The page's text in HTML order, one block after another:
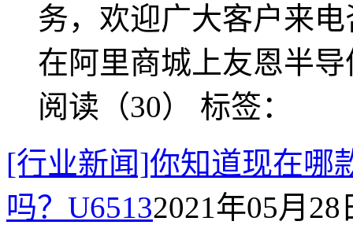
务，欢迎广大客户来
在阿里商城上友恩半
阅读（30） 标签：
[行业新闻]你知道现在哪
吗？U65132021年05月28